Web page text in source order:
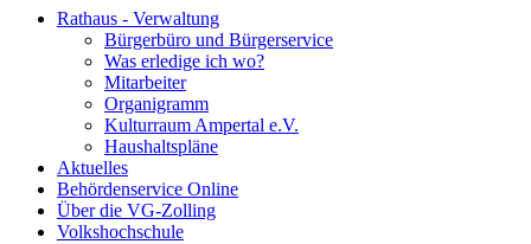
Rathaus - Verwaltung
Bürgerbüro und Bürgerservice
Was erledige ich wo?
Mitarbeiter
Organigramm
Kulturraum Ampertal e.V.
Haushaltspläne
Aktuelles
Behördenservice Online
Über die VG-Zolling
Volkshochschule